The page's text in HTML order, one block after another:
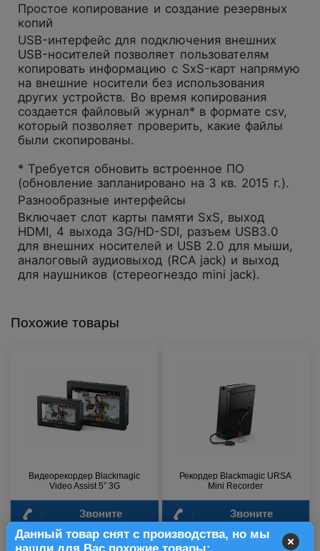
Простое копирование и создание резервных
копий
USB-интерфейс для подключения внешних
USB-носителей позволяет пользователям
копировать информацию с SxS-карт напрямую
на внешние носители без использования
других устройств. Во время копирования
создается файловый журнал* в формате csv,
который позволяет проверить, какие файлы
были скопированы.
* Требуется обновить встроенное ПО
(обновление запланировано на 3 кв. 2015 г.).
Разнообразные интерфейсы
Включает слот карты памяти SxS, выход
HDMI, 4 выхода 3G/HD-SDI, разъем USB3.0
для внешних носителей и USB 2.0 для мыши,
аналоговый аудиовыход (RCA jack) и выход
для наушников (стереогнездо mini jack).
Данный товар снят с производства, но мы
Похожие товары
Видеорекордер Blackmagic
Video Assist 5” 3G
Звоните
Рекордер Blackmagic URSA
Mini Recorder
Звоните